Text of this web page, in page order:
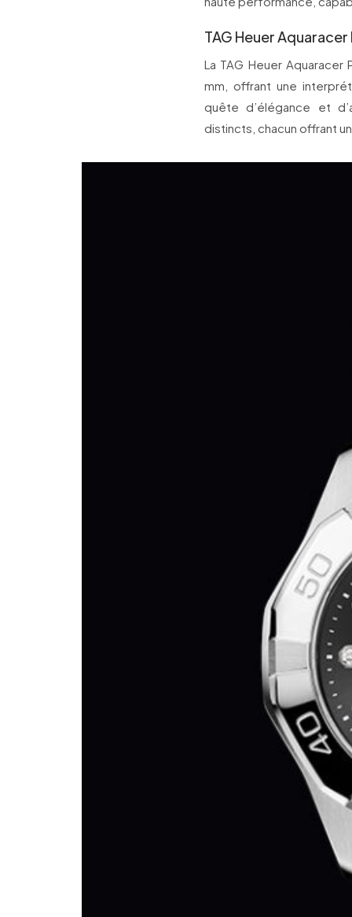
TAG Heuer
La TAG Heuer
mm, offrant une
quête d’élégance et
distincts, chacun offrant